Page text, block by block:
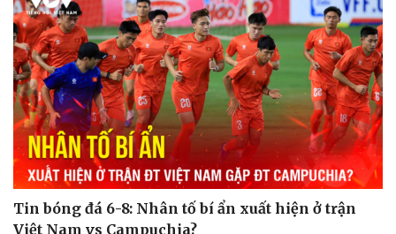
Tin bóng đá 6-8: Nhân tố bí ẩn xuất hiện ở trận
Việt Nam vs Campuchia?